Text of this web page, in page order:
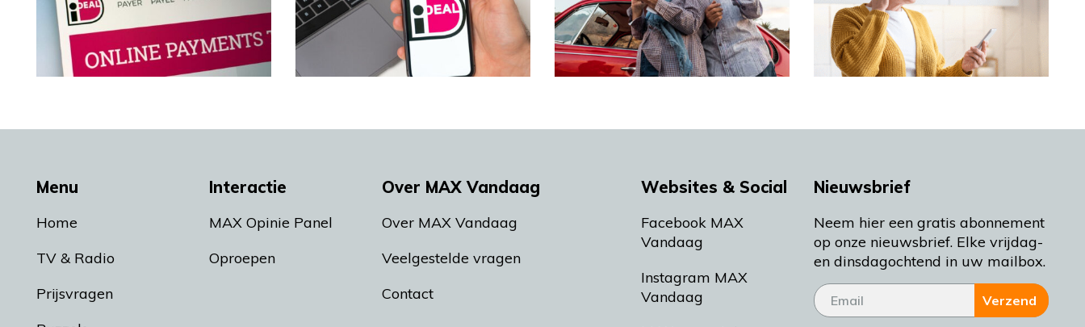
Menu
Home
TV & Radio
Prijsvragen
Interactie
MAX Opinie Panel
Oproepen
Over MAX Vandaag
Over MAX Vandaag
Veelgestelde vragen
Contact
Websites & Social
Facebook MAX
Vandaag
Instagram MAX
Vandaag
Nieuwsbrief
Neem hier een gratis abonnement
op onze nieuwsbrief. Elke vrijdag-
en dinsdagochtend in uw mailbox.
Verzend